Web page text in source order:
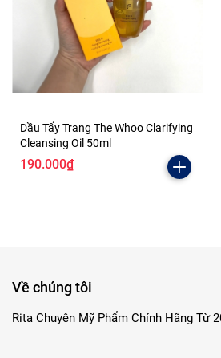
Dầu Tẩy Trang The Whoo Clarifying
Cleansing Oil 50ml
190.000₫
Về chúng tôi
Rita Chuyên Mỹ Phẩm Chính Hãng Từ